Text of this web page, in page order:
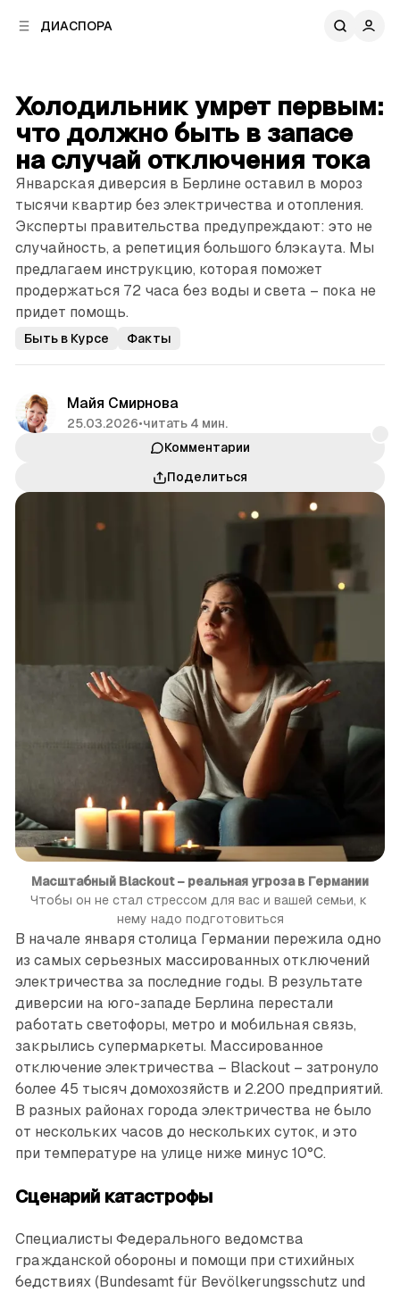
ДИАСПОРА
Холодильник умрет первым:
что должно быть в запасе
на случай отключения тока
Январская диверсия в Берлине оставил в мороз
тысячи квартир без электричества и отопления.
Эксперты правительства предупреждают: это не
случайность, а репетиция большого блэкаута. Мы
предлагаем инструкцию, которая поможет
продержаться 72 часа без воды и света – пока не
придет помощь.
Быть в Курсе Факты
Майя Смирнова
25.03.2026•читать 4 мин.
Комментарии
Поделиться
Масштабный Blackout – реальная угроза в Германии
Чтобы он не стал стрессом для вас и вашей семьи, к
нему надо подготовиться
В начале января столица Германии пережила одно
из самых серьезных массированных отключений
электричества за последние годы. В результате
диверсии на юго-западе Берлина перестали
работать светофоры, метро и мобильная связь,
закрылись супермаркеты. Массированное
отключение электричества – Blackout – затронуло
более 45 тысяч домохозяйств и 2.200 предприя­тий.
В разных районах города электричества не было
от нескольких часов до нескольких суток, и это
при температуре на улице ниже минус 10°C.
Сценарий катастрофы
Специалисты Федерального ведомства
гражданской обороны и помощи при стихийных
бедствиях (Bundesamt für Bevölkerungsschutz und